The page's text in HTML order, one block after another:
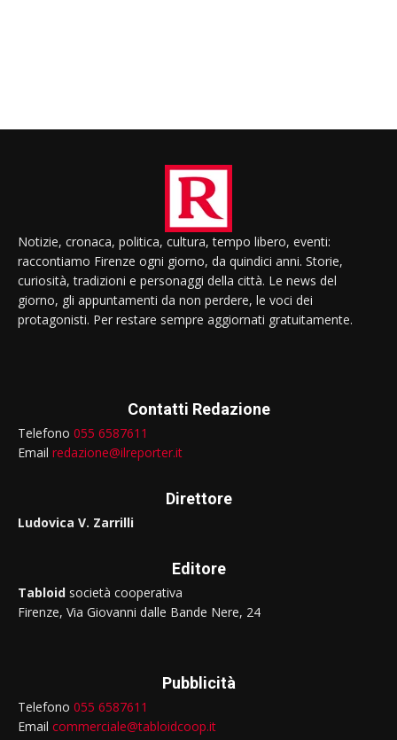
Notizie, cronaca, politica, cultura, tempo libero, eventi:
raccontiamo Firenze ogni giorno, da quindici anni. Storie,
curiosità, tradizioni e personaggi della città. Le news del
giorno, gli appuntamenti da non perdere, le voci dei
protagonisti. Per restare sempre aggiornati gratuitamente.
Contatti Redazione
Telefono 055 6587611
Email redazione@ilreporter.it
Direttore
Ludovica V. Zarrilli
Editore
Tabloid società cooperativa
Firenze, Via Giovanni dalle Bande Nere, 24
Pubblicità
Telefono 055 6587611
Email commerciale@tabloidcoop.it